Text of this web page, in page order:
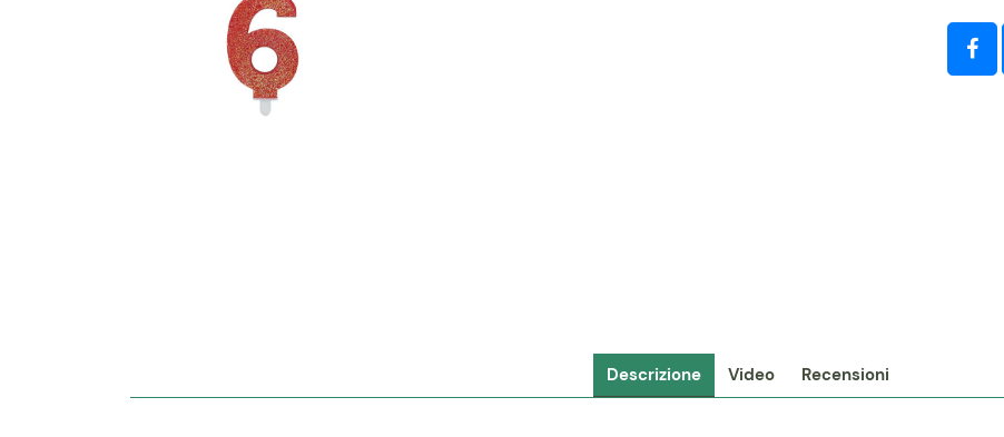
Descrizione Video Recensioni